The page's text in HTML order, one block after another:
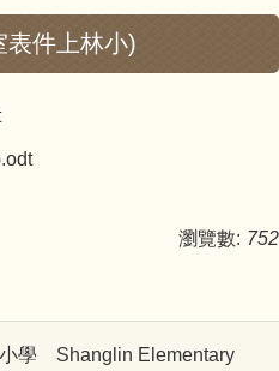
表件上林小)
瀏覽數: 752
學 Shanglin Elementary